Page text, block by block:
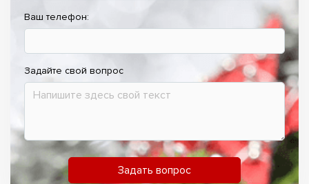
Ваш телефон:
Задайте свой вопрос
Задать вопрос